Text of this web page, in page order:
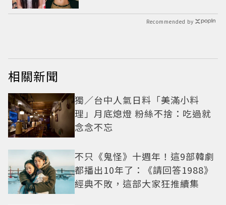
Recommended by
相關新聞
獨／台中人氣日料「美滿小料
理」月底熄燈 粉絲不捨：吃過就
念念不忘
不只《鬼怪》十週年！這9部韓劇
都播出10年了：《請回答1988》
經典不敗，這部大家狂推續集